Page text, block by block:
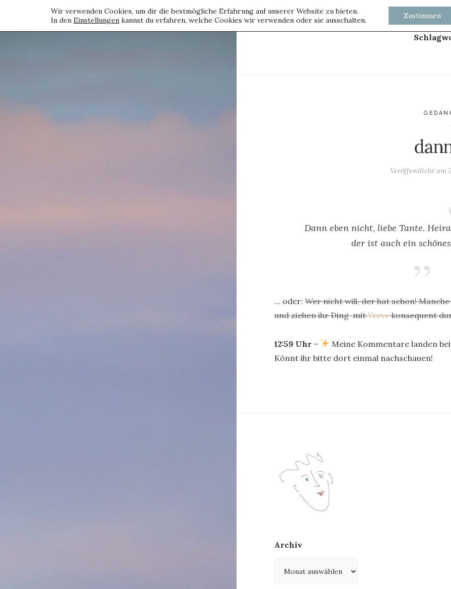
Veröffentlicht am
Dann eben nicht, liebe Tante.
der ist auch ein
… oder:Wer nicht will, der hat schon!
und ziehen ihr Ding mitVervekonsequent
12:59 Uhr –
Meine Kommentare landen
Könnt ihr bitte dort einmal nachschauen!
Archiv
Wir verwenden Cookies, um dir die bestmögliche Erfahrung auf unserer Website zu bieten.
In den Einstellungenkannst du erfahren, welche Cookies wir verwenden oder sie ausschalten. Zustimmen